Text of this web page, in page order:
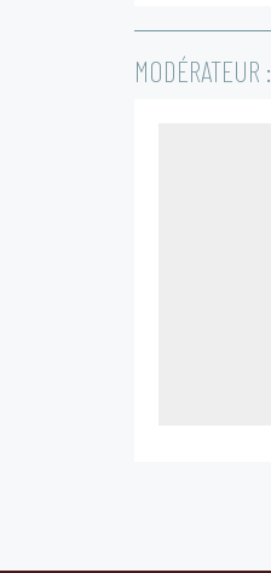
MODÉRATEUR :